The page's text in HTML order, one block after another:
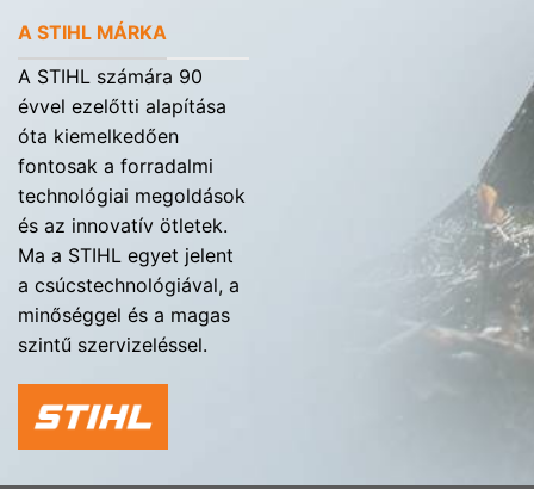
A STIHL MÁRKA
A STIHL számára 90
évvel ezelőtti alapítása
óta kiemelkedően
fontosak a forradalmi
technológiai megoldások
és az innovatív ötletek.
Ma a STIHL egyet jelent
a csúcstechnológiával, a
minőséggel és a magas
szintű szervizeléssel.